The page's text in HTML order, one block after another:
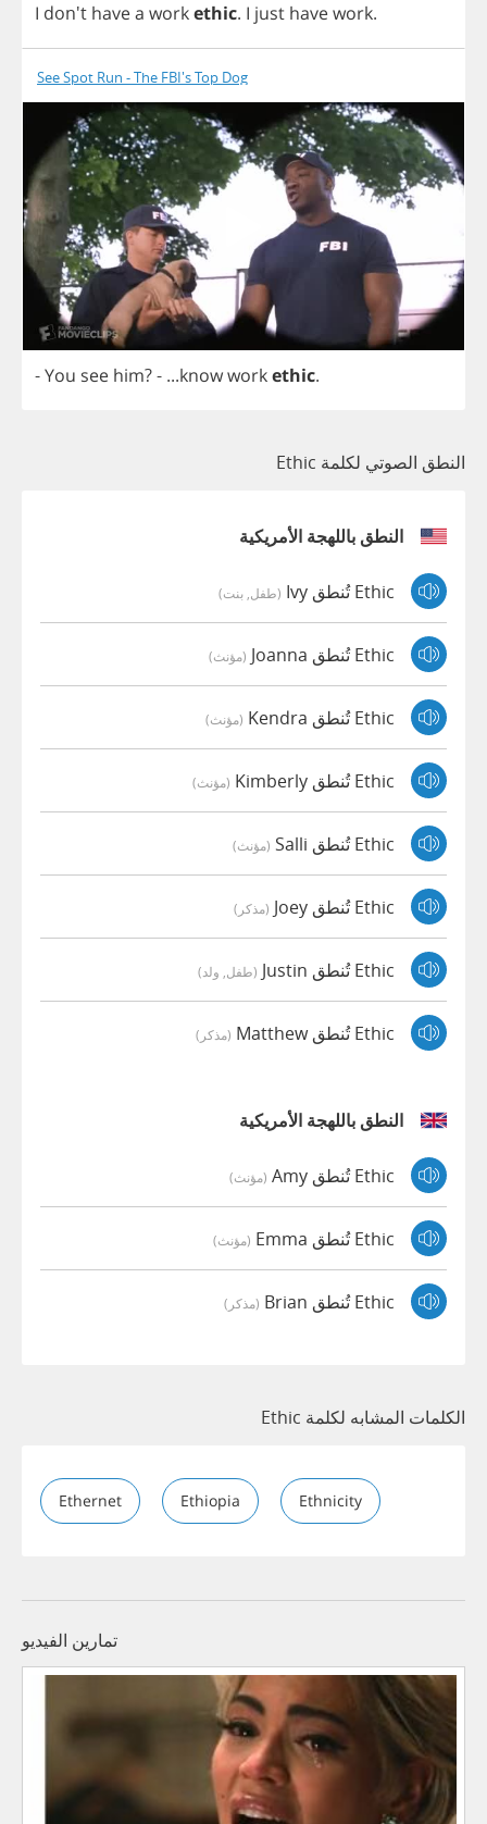
I don't havea workethic. I just havework.
See Spot Run - The FBI's Top Dog
-You see him?- ...knowworkethic.
النطق الصوتي لكلمة Ethic
النطق باللهجة الأمريكية
Ethic تُنطق Ivy (طفل, بنت)
Ethic تُنطق Joanna (مؤنث)
Ethic تُنطق Kendra (مؤنث)
Ethic تُنطق Kimberly (مؤنث)
Ethic تُنطق Salli (مؤنث)
Ethic تُنطق Joey (مذكر)
Ethic تُنطق Justin (طفل, ولد)
Ethic تُنطق Matthew (مذكر)
النطق باللهجة الأمريكية
Ethic تُنطق Amy (مؤنث)
Ethic تُنطق Emma (مؤنث)
Ethic تُنطق Brian (مذكر)
الكلمات المشابه لكلمة Ethic
Ethernet Ethiopia Ethnicity
تمارين الفيديو